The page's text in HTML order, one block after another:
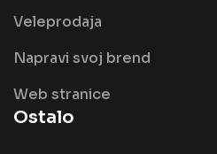
Veleprodaja
Napravi svoj brend
Web stranice
Ostalo